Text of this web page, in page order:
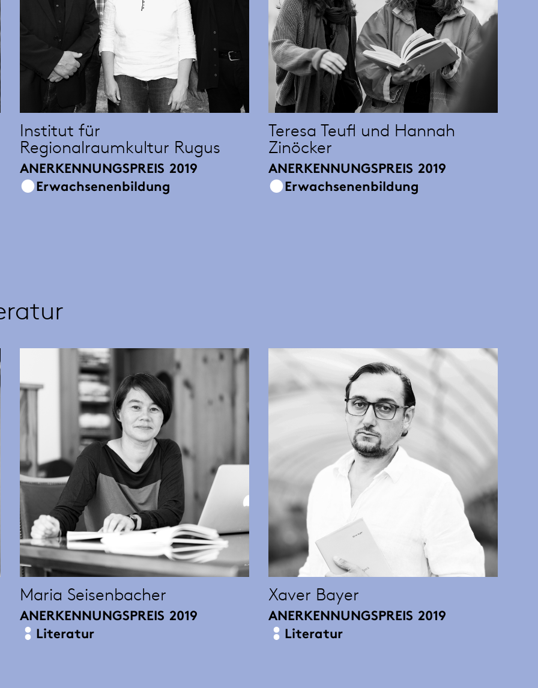
Institut für
Regionalraumkultur Rugus
ANERKENNUNGSPREIS 2019
Erwachsenenbildung
Teresa Teufl und Hannah
Zinöcker
ANERKENNUNGSPREIS 2019
Erwachsenenbildung
Maria Seisenbacher
ANERKENNUNGSPREIS 2019
Literatur
Xaver Bayer
ANERKENNUNGSPREIS 2019
Literatur